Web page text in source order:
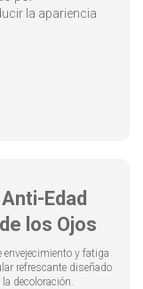
la apariencia
Edad
los Ojos
envejecimiento y fatiga
refrescante diseñado
decoloración.